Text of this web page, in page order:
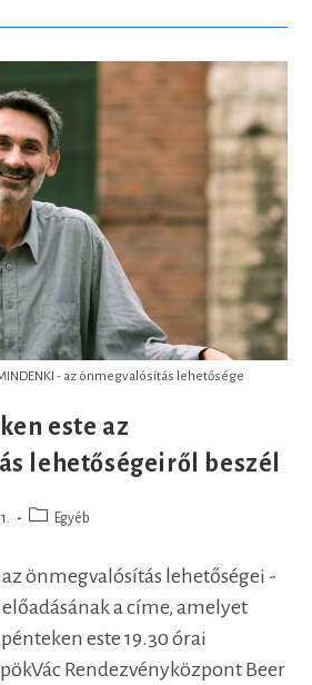
MINDENKI - az önmegvalósítás lehetősége
este az
lehetőségeiről beszél
Post Egyéb
önmegvalósítás lehetőségei -
előadásának a címe, amelyet
este 19.30 órai
Rendezvényközpont Beer